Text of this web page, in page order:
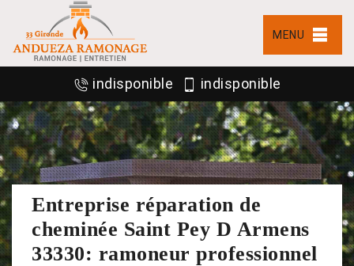
MENU
indisponible indisponible
Entreprise réparation de
cheminée Saint Pey D Armens
33330: ramoneur professionnel